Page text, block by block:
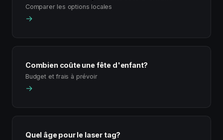
Comparer les options locales
→
Combien coûte une fête d'enfant?
Budget et frais à prévoir
→
Quel âge pour le laser tag?